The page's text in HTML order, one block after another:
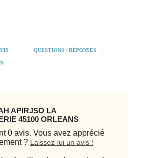
QUESTIONS / RÉPONSES
APIRJSO LA
45100 ORLEANS
0 avis. Vous avez apprécié
? Laissez-lui un avis !